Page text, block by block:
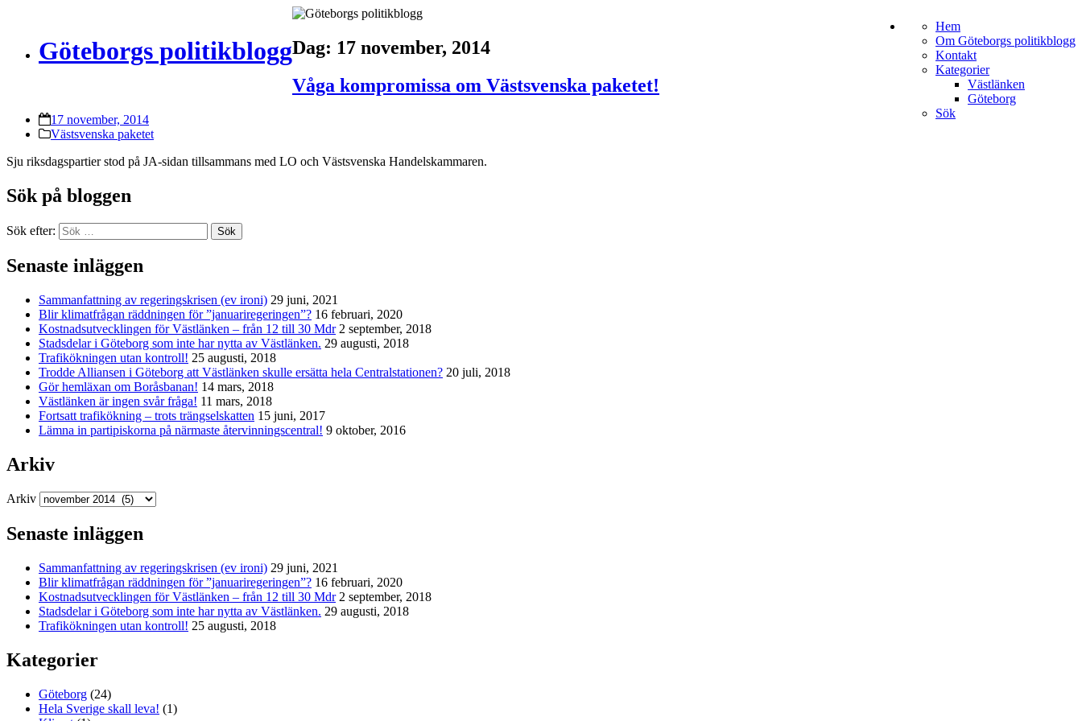
Göteborgs politikblogg
Hem
Om Göteborgs politikblogg
Kontakt
Kategorier
Västlänken
Göteborg
Sök
Dag: 17 november, 2014
Våga kompromissa om Västsvenska paketet!
17 november, 2014
Västsvenska paketet
Sju riksdagspartier stod på JA-sidan tillsammans med LO och Västsvenska Handelskammaren.
Sök på bloggen
Sök efter: Sök
Senaste inläggen
Sammanfattning av regeringskrisen (ev ironi) 29 juni, 2021
Blir klimatfrågan räddningen för ”januariregeringen”? 16 februari, 2020
Kostnadsutvecklingen för Västlänken – från 12 till 30 Mdr 2 september, 2018
Stadsdelar i Göteborg som inte har nytta av Västlänken. 29 augusti, 2018
Trafikökningen utan kontroll! 25 augusti, 2018
Trodde Alliansen i Göteborg att Västlänken skulle ersätta hela Centralstationen? 20 juli, 2018
Gör hemläxan om Boråsbanan! 14 mars, 2018
Västlänken är ingen svår fråga! 11 mars, 2018
Fortsatt trafikökning – trots trängselskatten 15 juni, 2017
Lämna in partipiskorna på närmaste återvinningscentral! 9 oktober, 2016
Arkiv
Arkiv
Senaste inläggen
Sammanfattning av regeringskrisen (ev ironi) 29 juni, 2021
Blir klimatfrågan räddningen för ”januariregeringen”? 16 februari, 2020
Kostnadsutvecklingen för Västlänken – från 12 till 30 Mdr 2 september, 2018
Stadsdelar i Göteborg som inte har nytta av Västlänken. 29 augusti, 2018
Trafikökningen utan kontroll! 25 augusti, 2018
Kategorier
Göteborg (24)
Hela Sverige skall leva! (1)